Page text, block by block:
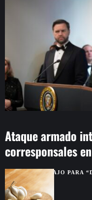
Ataque armado
corresponsales
WashingtonAJO PARA